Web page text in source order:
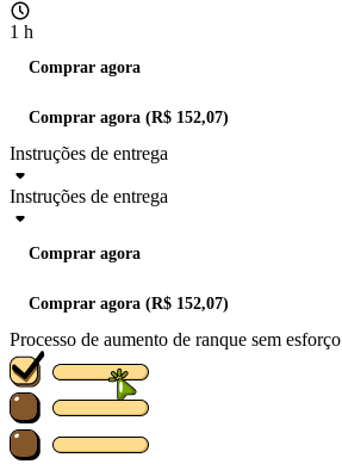
1 h
Comprar agora
Comprar agora (R$ 152,07)
Instruções de entrega
Instruções de entrega
Comprar agora
Comprar agora (R$ 152,07)
Processo de aumento de ranque sem esforço